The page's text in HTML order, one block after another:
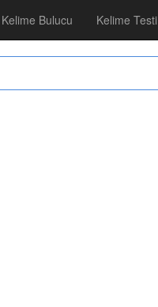
Kelime Bulucu Kelime Testi